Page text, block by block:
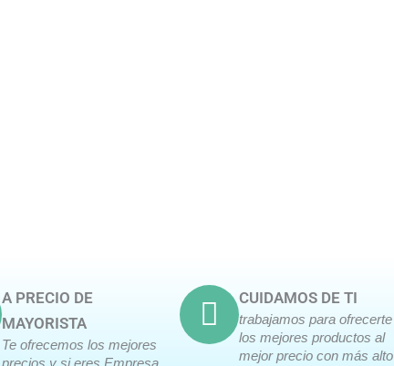
A PRECIO DE
MAYORISTA
Te ofrecemos los mejores
CUIDAMOS DE TI
trabajamos para ofrecerte
los mejores productos al
mejor precio con más alto